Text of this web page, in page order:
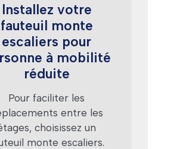
Installez votre
fauteuil monte
escaliers pour
à mobilité
réduite
Pour faciliter les
entre les
choisissez un
monte escaliers.